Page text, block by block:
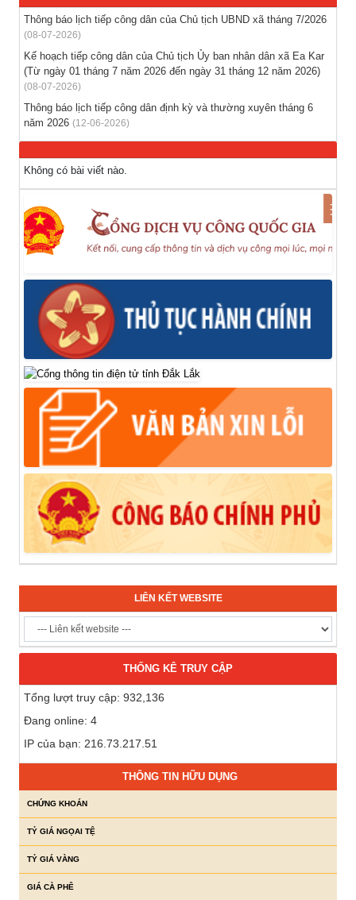
(28-07-2026)
Thông báo tuyển lao động Việt Nam vào các vị trí dự kiến
tuyển dụng người lao động nước ngoài
(28-07-2026)
Thông báo lịch tiếp công dân của Chủ tịch UBND xã tháng 7/2026
(08-07-2026)
Kế hoạch tiếp công dân của Chủ tịch Ủy ban nhân dân xã Ea Kar
(Từ ngày 01 tháng 7 năm 2026 đến ngày 31 tháng 12 năm 2026)
(08-07-2026)
Thông báo lịch tiếp công dân định kỳ và thường xuyên tháng 6
năm 2026 (12-06-2026)
Không có bài viết nào.
LIÊN KẾT WEBSITE
THỐNG KÊ TRUY CẬP
Tổng lượt truy cập: 932,136
Đang online: 4
IP của bạn: 216.73.217.51
THÔNG TIN HỮU DỤNG
CHỨNG KHOÁN
TỶ GIÁ NGỌAI TỆ
TỶ GIÁ VÀNG
GIÁ CÀ PHÊ